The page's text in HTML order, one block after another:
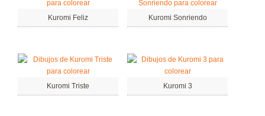
Kuromi Feliz Kuromi Sonriendo
Kuromi Triste Kuromi 3